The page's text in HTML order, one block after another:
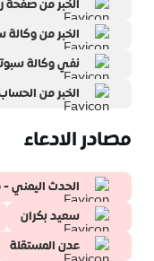
الخبر من
الخبر من وكالة
نفي وكالة
الخبر من
مصادر الادعاء
الحدث اليمني
سعيد بكران
عدن المستقلة